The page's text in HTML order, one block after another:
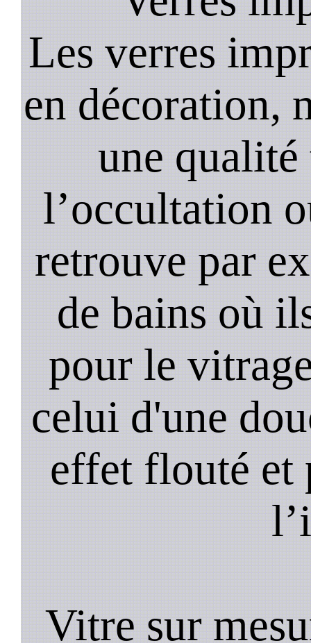
Les verres
en décoration,
une
l’occultation
retrouve par
de bains où
pour le
celui d'une
effet flouté et
Vitre sur